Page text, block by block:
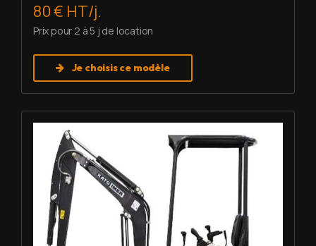
80 € HT/j.
Prix pour 2 à 5 j de location
Je choisis ce modèle
Louer Mini pelle 1,7 T - Imer HD 17 VXE